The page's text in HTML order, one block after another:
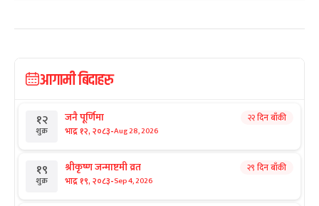
आगामी बिदाहरु
१२
शुक्र
जनै पूर्णिमा
भाद्र १२, २०८३-Aug 28, 2026
२२ दिन बाँकी
१९
शुक्र
श्रीकृष्ण जन्माष्टमी व्रत
भाद्र १९, २०८३-Sep 4, 2026
२९ दिन बाँकी